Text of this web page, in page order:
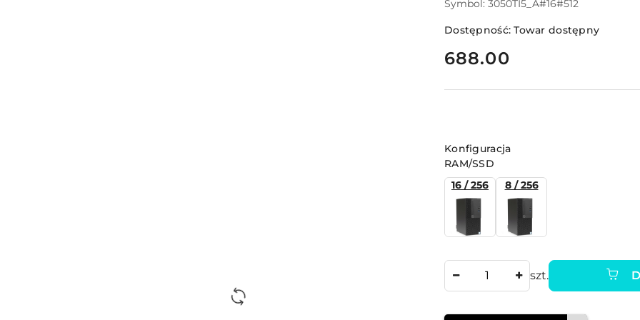
Symbol: 3050TI5_A#16#512
Dostępność:Towar dostępny
cena:
688.00
Wariant
Konfiguracja
RAM/SSD
16 / 256
8 / 256
szt.